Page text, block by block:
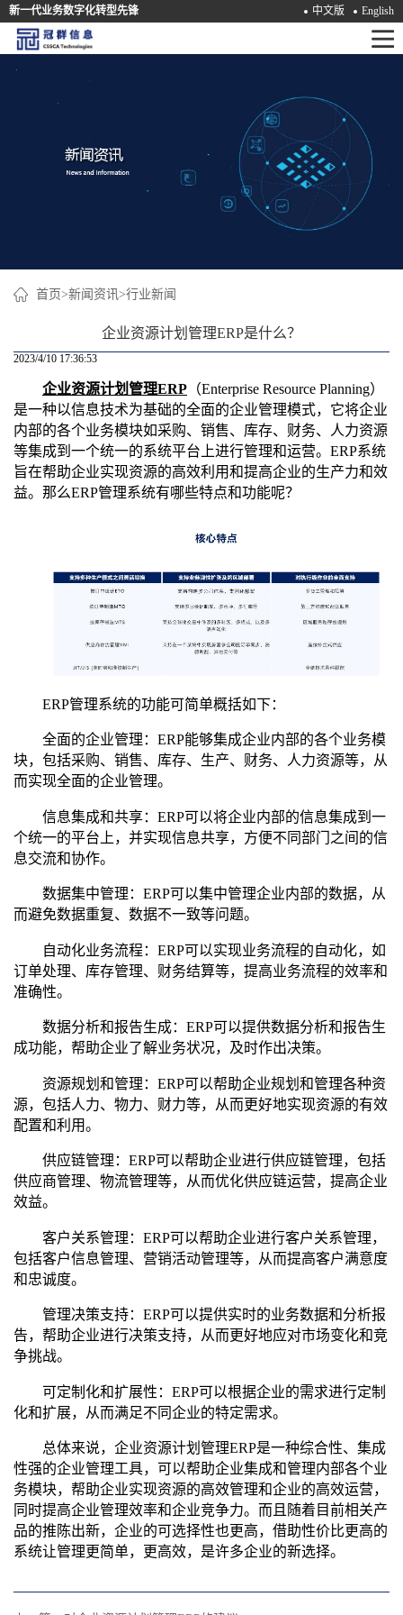
新一代业务数字化转型先锋 中文版 English
首
首页>新闻资讯>行业新闻
企业资源计划管理ERP是什么？
2023/4/10 17:36:53
企业资源计划管理ERP （Enterprise Resource Planning）
是一种以信息技术为基础的全面的企业管理模式，它将企业
内部的各个业务模块如采购、销售、库存、财务、人力资源
等集成到一个统一的系统平台上进行管理和运营。ERP系统
旨在帮助企业实现资源的高效利用和提高企业的生产力和效
益。那么ERP管理系统有哪些特点和功能呢？
ERP管理系统的功能可简单概括如下：
全面的企业管理：ERP能够集成企业内部的各个业务模
块，包括采购、销售、库存、生产、财务、人力资源等，从
而实现全面的企业管理。
信息集成和共享：ERP可以将企业内部的信息集成到一
个统一的平台上，并实现信息共享，方便不同部门之间的信
息交流和协作。
数据集中管理：ERP可以集中管理企业内部的数据，从
而避免数据重复、数据不一致等问题。
自动化业务流程：ERP可以实现业务流程的自动化，如
订单处理、库存管理、财务结算等，提高业务流程的效率和
准确性。
数据分析和报告生成：ERP可以提供数据分析和报告生
成功能，帮助企业了解业务状况，及时作出决策。
资源规划和管理：ERP可以帮助企业规划和管理各种资
源，包括人力、物力、财力等，从而更好地实现资源的有效
配置和利用。
供应链管理：ERP可以帮助企业进行供应链管理，包括
供应商管理、物流管理等，从而优化供应链运营，提高企业
效益。
客户关系管理：ERP可以帮助企业进行客户关系管理，
包括客户信息管理、营销活动管理等，从而提高客户满意度
和忠诚度。
管理决策支持：ERP可以提供实时的业务数据和分析报
告，帮助企业进行决策支持，从而更好地应对市场变化和竞
争挑战。
可定制化和扩展性：ERP可以根据企业的需求进行定制
化和扩展，从而满足不同企业的特定需求。
总体来说，企业资源计划管理ERP是一种综合性、集成
性强的企业管理工具，可以帮助企业集成和管理内部各个业
务模块，帮助企业实现资源的高效管理和企业的高效运营，
同时提高企业管理效率和企业竞争力。而且随着目前相关产
品的推陈出新，企业的可选择性也更高，借助性价比更高的
系统让管理更简单，更高效，是许多企业的新选择。